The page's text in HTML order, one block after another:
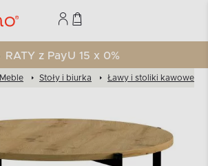
RATY z PayU 15 x 0%
Meble Stoły i biurka Ławy i stoliki kawowe